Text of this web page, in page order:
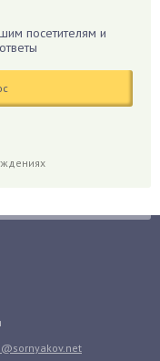
посетителям и